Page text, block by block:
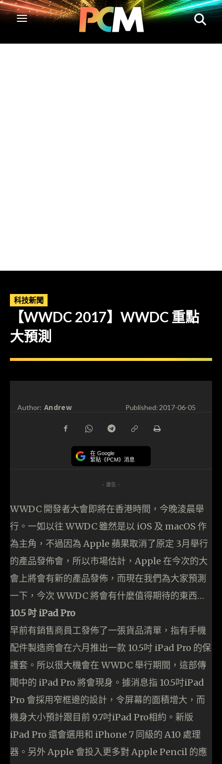
科技新聞
【WWDC 2017】WWDC 重點
大預測
Author: Andrew Published:2017-06-05
在 Google
緊貼《PCM》消息
- 廣告 -
WWDC 開發者大會即將在香港時間，今晚淩晨舉
行。一如以往 WWDC 雖然是以 iOS 及 macOS 作
為主角，不過因為 Apple 蘋果取消了原定 3月舉行
的產品發佈會，所以市場估計，Apple 在今次的大
會上將會有新的產品發佈，而現在我們為大家預測
一下，今次 WWDC 將會有什麼值得期待的東西…
10.5 吋 iPad Pro
早前有銷售商員工發佈了一張貨品清單，指有手機
配件製造商會在六月推出一款 10.5吋 iPad Pro 的保
護套。所以很大機會在 WWDC 舉行期間，這部傳
聞中的 iPad Pro 將會現身。據消息指 10.5吋iPad
Pro 會採用窄框邊的設計，令屏幕的面積增大，而
機身大小預計跟目前 9.7吋iPad Pro相約。新版
iPad Pro 還會選用和 iPhone 7 同級的 A10 處理
器。另外 Apple 會投入更多對 Apple Pencil 的應